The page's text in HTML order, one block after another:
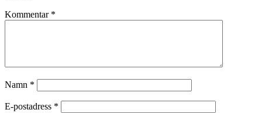
Kommentar *
Namn *
E-postadress *